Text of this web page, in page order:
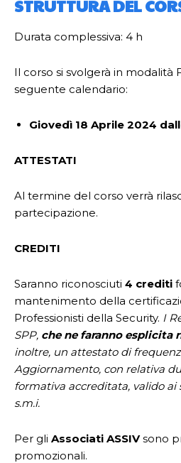
STRUTTURA DEL
Durata complessiva: 4 h
Il corso si svolgerà in modalità
seguente calendario:
Giovedì 18 Aprile 2024
ATTESTATI
Al termine del corso verrà
partecipazione.
CREDITI
Saranno riconosciuti 4 crediti
mantenimento della
Professionisti della Security. I
SPP, che ne faranno esplicita
inoltre, un attestato di
Aggiornamento, con relativa
formativa accreditata, valido ai
s.m.i.
Per gli Associati ASSIVsono
promozionali.